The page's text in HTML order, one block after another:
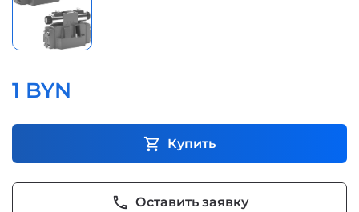
1 BYN
shopping_cart Купить
phone Оставить заявку